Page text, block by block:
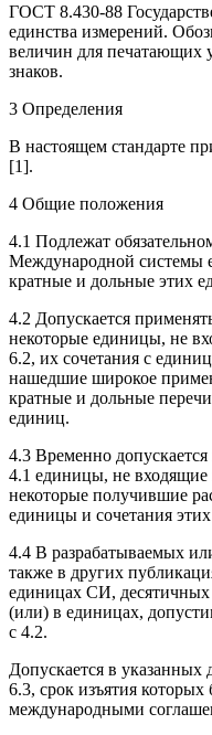
ГОСТ 8.430-88
единства измерений.
величин для печатающих
знаков.
3 Определения
В настоящем стандарте
[1].
4 Общие положения
4.1 Подлежат
Международной системы
кратные и дольные этих
4.2 Допускается
некоторые единицы, не
6.2, их сочетания с
нашедшие широкое
кратные и дольные
единиц.
4.3 Временно
4.1 единицы, не входящие
некоторые получившие
единицы и сочетания
4.4 В разрабатываемых
также в других
единицах СИ,
(или) в единицах,
с 4.2.
Допускается в
6.3, срок изъятия которых
международными